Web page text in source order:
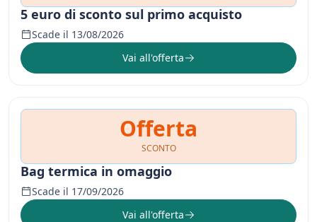
5 euro di sconto sul primo acquisto
Scade il 13/08/2026
Vai all'offerta
Offerta
SCONTO
Bag termica in omaggio
Scade il 17/09/2026
Vai all'offerta